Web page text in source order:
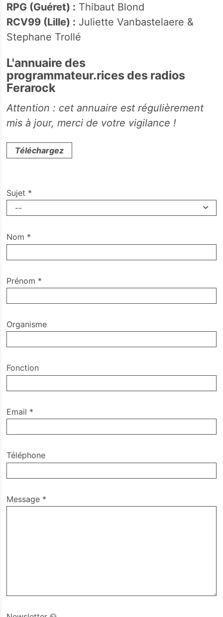
RPG (Guéret) : Thibaut Blond
RCV99 (Lille) : Juliette Vanbastelaere &
Stephane Trollé
L'annuaire des
programmateur.rices des radios
Ferarock
Attention : cet annuaire est régulièrement
mis à jour, merci de votre vigilance !
Téléchargez
Sujet *
--
Nom *
Prénom *
Organisme
Fonction
Email *
Téléphone
Message *